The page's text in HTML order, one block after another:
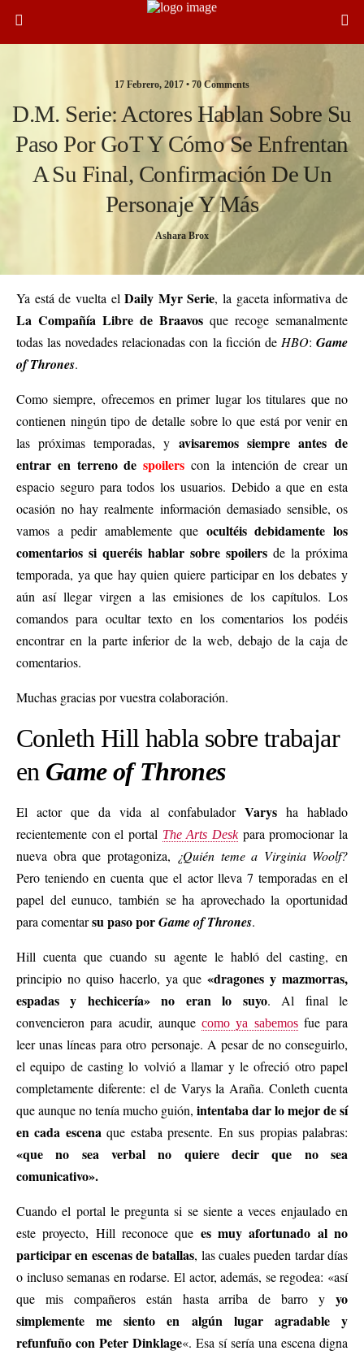
17 Febrero, 2017 • 70 Comments
D.M. Serie: Actores Hablan Sobre Su
Paso Por GoT Y Cómo Se Enfrentan
A Su Final, Confirmación De Un
Personaje Y Más
Ashara Brox
Ya está de vuelta elDaily Myr Serie, la gaceta informativa de
La Compañía Libre de Braavos que recoge semanalmente
todas las novedades relacionadas con la ficción de HBO:Game
of Thrones.
Como siempre, ofrecemos en primer lugar los titulares que no
contienen ningún tipo de detalle sobre lo que está por venir en
las próximas temporadas, y avisaremos siempre antes de
entrar en terreno despoilers con la intención de crear un
espacio seguro para todos los usuarios. Debido a que en esta
ocasión no hay realmente información demasiado sensible, os
vamos a pedir amablemente que ocultéis debidamente los
comentarios si queréis hablar sobre spoilers de la próxima
temporada, ya que hay quien quiere participar en los debates y
aún así llegar virgen a las emisiones de los capítulos. Los
comandos para ocultar texto en los comentarios los podéis
encontrar en la parte inferior de la web, debajo de la caja de
comentarios.
Muchas gracias por vuestra colaboración.
Conleth Hill habla sobre trabajar
en Game of Thrones
El actor que da vida al confabulador Varys ha hablado
recientemente con el portal The Arts Deskpara promocionar la
nueva obra que protagoniza, ¿Quién teme a Virginia Woolf?
Pero teniendo en cuenta que el actor lleva 7 temporadas en el
papel del eunuco, también se ha aprovechado la oportunidad
para comentarsu paso porGame of Thrones.
Hill cuenta que cuando su agente le habló del casting, en
principio no quiso hacerlo, ya que«dragones y mazmorras,
espadas y hechicería» no eran lo suyo. Al final le
convencieron para acudir, aunque como ya sabemosfue para
leer unas líneas para otro personaje. A pesar de no conseguirlo,
el equipo de casting lo volvió a llamar y le ofreció otro papel
completamente diferente: el de Varys la Araña. Conleth cuenta
que aunque no tenía mucho guión, intentaba dar lo mejor de sí
en cada escena que estaba presente. En sus propias palabras:
«que no sea verbal no quiere decir que no sea
comunicativo».
Cuando el portal le pregunta si se siente a veces enjaulado en
este proyecto, Hill reconoce que es muy afortunado al no
participar en escenas de batallas, las cuales pueden tardar días
o incluso semanas en rodarse. El actor, además, se regodea: «así
que mis compañeros están hasta arriba de barro y yo
simplemente me siento en algún lugar agradable y
refunfuño con Peter Dinklage«. Esa sí sería una escena digna